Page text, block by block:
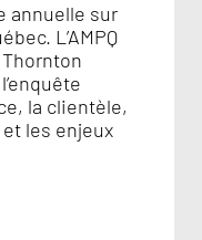
annuelle sur
L’AMPQ
la clientèle,
et les enjeux